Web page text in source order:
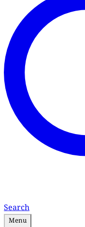
Search
Menu